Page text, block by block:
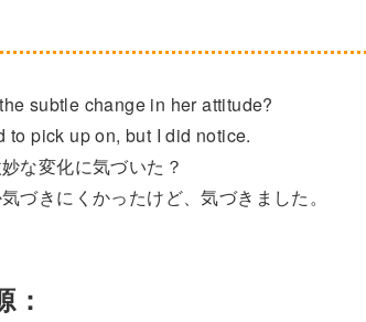
subtle change in her attitude?
to pick up on, but I did notice.
な変化に気づいた？
づきにくかったけど、気づきました。